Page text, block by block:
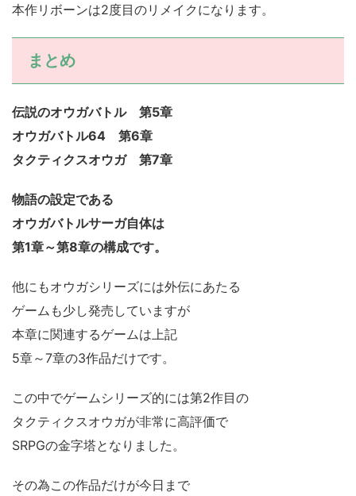
本作リボーンは2度目のリメイクになります。
まとめ
伝説のオウガバトル 第5章
オウガバトル64 第6章
タクティクスオウガ 第7章
物語の設定である
オウガバトルサーガ自体は
第1章～第8章の構成です。
他にもオウガシリーズには外伝にあたる
ゲームも少し発売していますが
本章に関連するゲームは上記
5章～7章の3作品だけです。
この中でゲームシリーズ的には第2作目の
タクティクスオウガが非常に高評価で
SRPGの金字塔となりました。
その為この作品だけが今日まで